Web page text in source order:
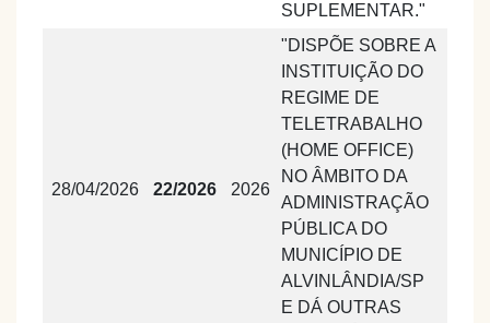
SUPLEMENTAR."
28/04/2026 22/2026 2026
"DISPÕE SOBRE A
INSTITUIÇÃO DO
REGIME DE
TELETRABALHO
(HOME OFFICE)
NO ÂMBITO DA
ADMINISTRAÇÃO
PÚBLICA DO
MUNICÍPIO DE
ALVINLÂNDIA/SP
E DÁ OUTRAS